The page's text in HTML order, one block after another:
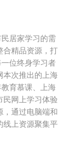
居家学习的需
合精品资源，打
位终身学习者
本次推出的上海
育慕课、上海
民网上学习体验
，通过电脑端和
线上资源聚集平